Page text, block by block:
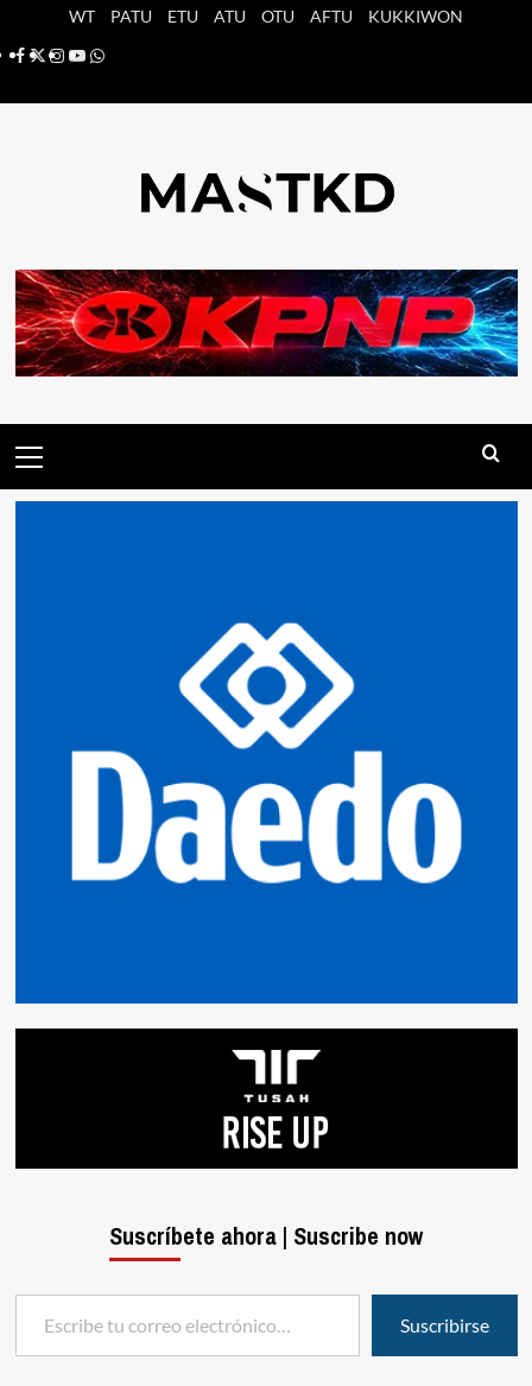
WT PATU ETU ATU OTU AFTU
KUKKIWON
Facebook
X Instagram
YouTube
Whatsapp
principal
Suscríbete ahora | Suscribe now
Escribe tu correo electrónico…
Suscribirse